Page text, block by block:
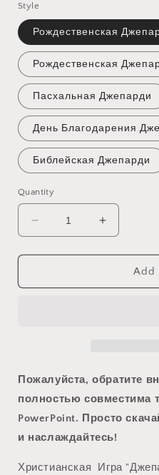
Style
Рождественская
Рождественская
Пасхальная Джепарди
День Благодарения
Библейская Джепарди
Quantity
Decrease
quantity
for
Игры
Increase
quantity
for
Игры
Add
Пожалуйста, обратите
полностью совместима
PowerPoint. Просто
и наслаждайтесь!
Христианская Игра